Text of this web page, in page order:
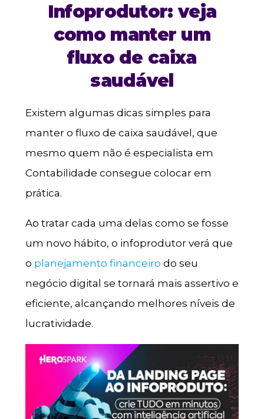
Infoprodutor: veja
como manter um
fluxo de caixa
saudável
Existem algumas dicas simples para
manter o fluxo de caixa saudável, que
mesmo quem não é especialista em
Contabilidade consegue colocar em
prática.
Ao tratar cada uma delas como se fosse
um novo hábito, o infoprodutor verá que
o planejamento financeiro do seu
negócio digital se tornará mais assertivo e
eficiente, alcançando melhores níveis de
lucratividade.